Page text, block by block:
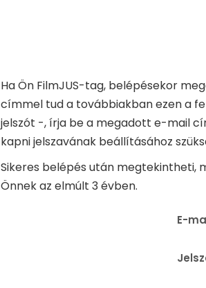
Ha Ön FilmJUS-tag, belépésekor
címmel tud a továbbiakban ezen a
jelszót -, írja be a megadott e-mail
kapni jelszavának beállításához
Sikeres belépés után megtekintheti,
Önnek az elmúlt 3 évben.
E-